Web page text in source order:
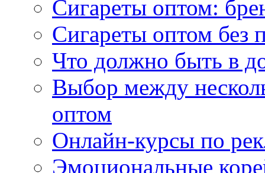
Сигареты оптом:
Сигареты оптом без
Что должно быть в
Выбор между
оптом
Онлайн-курсы по
Эмоциональные